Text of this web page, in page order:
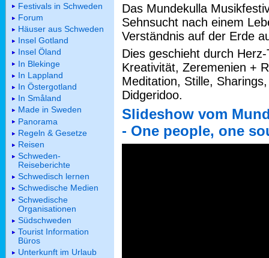
Das Mundekulla
Sehnsucht nach einem
Verständnis auf der Erde
Dies geschieht durch
Kreativität, Zeremenien +
Meditation, Stille,
Didgeridoo.
Slideshow vom
- One people, one
Festivals in Schweden
Forum
Häuser aus Schweden
Insel Gotland
Insel Öland
In Blekinge
In Lappland
In Östergotland
In Småland
Made in Sweden
Panorama
Regeln & Gesetze
Reisen
Schweden-
Reiseberichte
Schwedisch lernen
Schwedische Medien
Schwedische
Organisationen
Südschweden
Tourist Information
Büros
Unterkunft im Urlaub